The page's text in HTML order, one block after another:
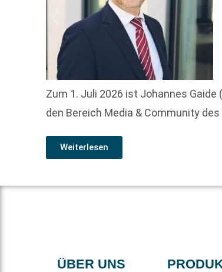
Zum 1. Juli 2026 ist Johannes
den Bereich Media & Community
Weiterlesen
ÜBER UNS